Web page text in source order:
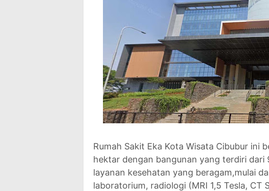
Rumah Sakit Eka Kota Wisata Cibubur ini
hektar dengan bangunan yang terdiri dari
layanan kesehatan yang beragam,mulai
laboratorium, radiologi (MRI 1,5 Tesla, CT